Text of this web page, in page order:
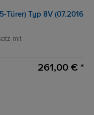
Türer) Typ 8V (07.2016
mit
261,00 € *